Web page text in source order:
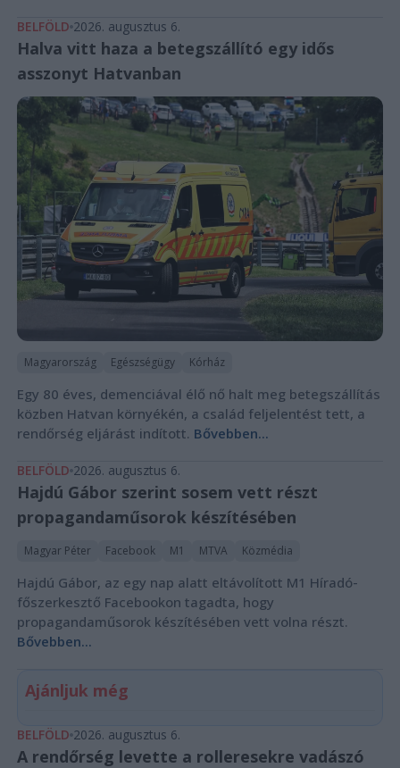
BELFÖLD 2026. augusztus 6.
Halva vitt haza a betegszállító egy idős
asszonyt Hatvanban
Magyarország Egészségügy Kórház
Egy 80 éves, demenciával élő nő halt meg betegszállítás
közben Hatvan környékén, a család feljelentést tett, a
rendőrség eljárást indított. Bővebben...
BELFÖLD 2026. augusztus 6.
Hajdú Gábor szerint sosem vett részt
propagandaműsorok készítésében
Magyar Péter Facebook M1 MTVA Közmédia
Hajdú Gábor, az egy nap alatt eltávolított M1 Híradó-
főszerkesztő Facebookon tagadta, hogy
propagandaműsorok készítésében vett volna részt.
Bővebben...
Ajánljuk még
BELFÖLD 2026. augusztus 6.
A rendőrség levette a rolleresekre vadászó